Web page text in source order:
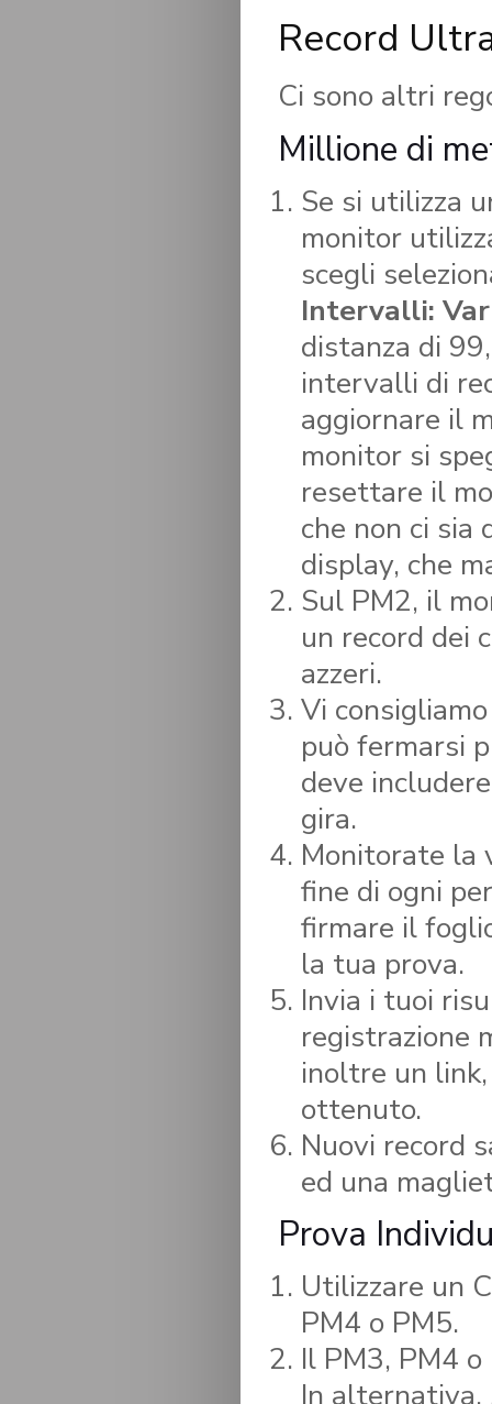
Record
Ci sono altri
Millione di
Se si utilizza
monitor
scegli
Intervalli:
distanza di
intervalli di
aggiornare il
monitor si
resettare il
che non ci sia
display, che
Sul PM2, il
un record dei
azzeri.
Vi
può fermarsi
deve
gira.
Monitorate la
fine di ogni
firmare il
la tua prova.
Invia i tuoi
registrazione
inoltre un
ottenuto.
Nuovi record
ed una
Prova
Utilizzare un
PM4 o PM5.
Il PM3, PM4
In